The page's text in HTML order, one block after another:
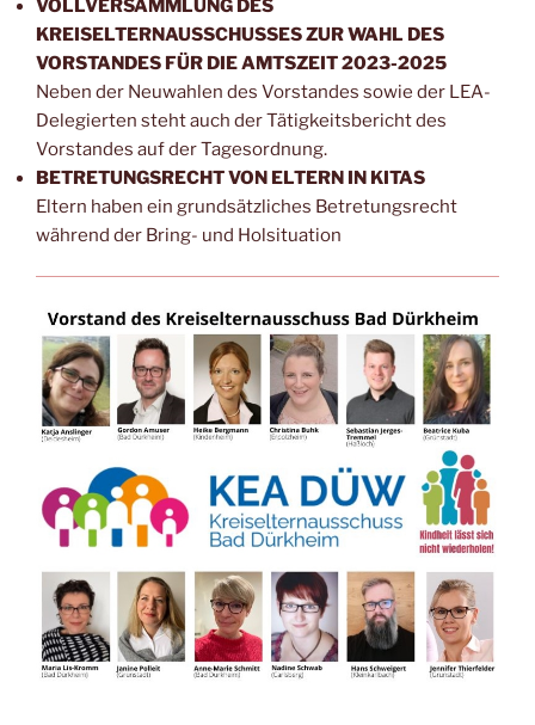
VOLLVERSAMMLUNG DES
KREISELTERNAUSSCHUSSES ZUR WAHL DES
VORSTANDES FÜR DIE AMTSZEIT 2023-2025
Neben der Neuwahlen des Vorstandes sowie der LEA-
Delegierten steht auch der Tätigkeitsbericht des
Vorstandes auf der Tagesordnung.
BETRETUNGSRECHT VON ELTERN IN KITAS
Eltern haben ein grundsätzliches Betretungsrecht
während der Bring- und Holsituation